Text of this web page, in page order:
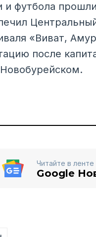
и футбола
«Виват,
после
Читайте в ленте
Google